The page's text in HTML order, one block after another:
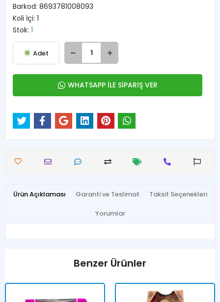
Barkod: 8693781008093
Koli İçi: 1
Stok: 1
Adet
WHATSAPP İLE SİPARİŞ VER
Ürün Açıklaması Garanti ve Teslimat Taksit Seçenekleri
Yorumlar
Benzer Ürünler